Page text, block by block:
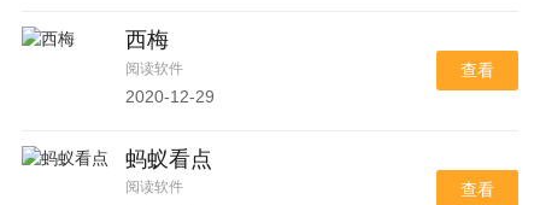
西梅
阅读软件
2020-12-29
查看
蚂蚁看点
阅读软件 查看